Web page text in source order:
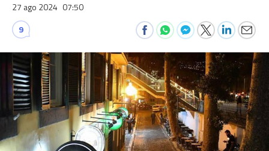
27 ago 2024 07:50
9